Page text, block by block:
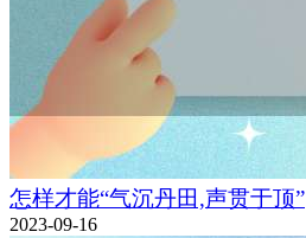
怎样才能“气沉丹田,声贯于顶”
2023-09-16